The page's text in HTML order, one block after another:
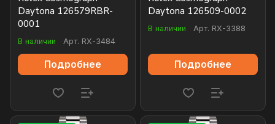
Daytona 126579RBR-
0001
В наличии Арт. RX-3484
Подробнее
Daytona 126509-0002
В наличии Арт. RX-3388
Подробнее